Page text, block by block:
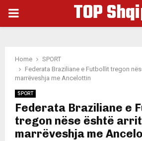
PRIMARY
TOP
Home
SPORT
Federata Braziliane e Futbollit tregon
marrëveshja me Ancelottin
SPORT
Federata Braziliane e
tregon nëse është
marrëveshja me